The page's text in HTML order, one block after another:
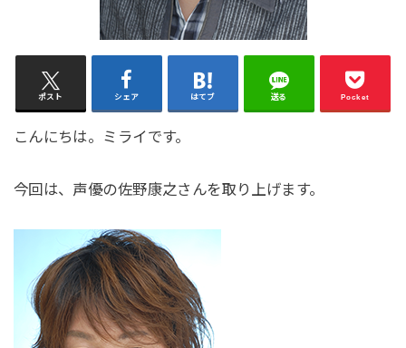
ポスト シェア はてブ 送る Pocket
こんにちは。ミライです。
今回は、声優の佐野康之さんを取り上げます。